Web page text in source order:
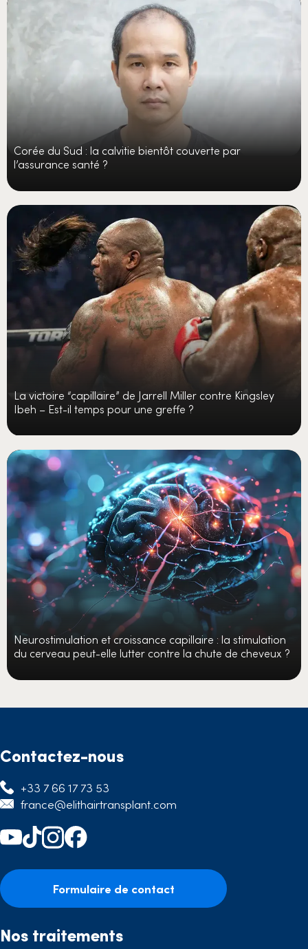
Corée du Sud : la calvitie bientôt couverte par
l’assurance santé ?
La victoire “capillaire” de Jarrell Miller contre Kingsley
Ibeh – Est-il temps pour une greffe ?
Neurostimulation et croissance capillaire : la stimulation
du cerveau peut-elle lutter contre la chute de cheveux ?
Contactez-nous
+33 7 66 17 73 53
france@elithairtransplant.com
Formulaire de contact
Nos traitements